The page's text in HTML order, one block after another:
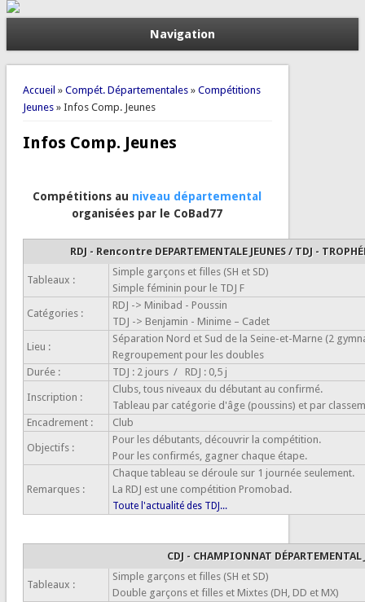
Navigation
Vous êtes ici
Accueil » Compét. Départementales» Compétitions
Jeunes» Infos Comp. Jeunes
Infos Comp. Jeunes
Compétitions au niveau départemental
organisées par le CoBad77
RDJ - Rencontre DEPARTEMENTALE JEUNES / TDJ -
Tableaux :
Simple garçons et filles (SH et SD)
Simple féminin pour le TDJ F
Catégories :
RDJ -> Minibad - Poussin
TDJ -> Benjamin - Minime – Cadet
Lieu :
Séparation Nord et Sud de la Seine-et-Marne (2
Regroupement pour les doubles
Durée :
TDJ : 2 jours / RDJ : 0,5 j
Inscription :
Clubs, tous niveaux du débutant au confirmé.
Tableau par catégorie d'âge (poussins) et par
Encadrement :
Club
Objectifs :
Pour les débutants, découvrir la compétition.
Pour les confirmés, gagner chaque étape.
Remarques :
Chaque tableau se déroule sur 1 journée seulement.
La RDJ est une compétition Promobad.
Toute l'actualité des TDJ...
CDJ - CHAMPIONNAT DÉPARTEMENTAL
Tableaux :
Simple garçons et filles (SH et SD)
Double garçons et filles et Mixtes (DH, DD et MX)